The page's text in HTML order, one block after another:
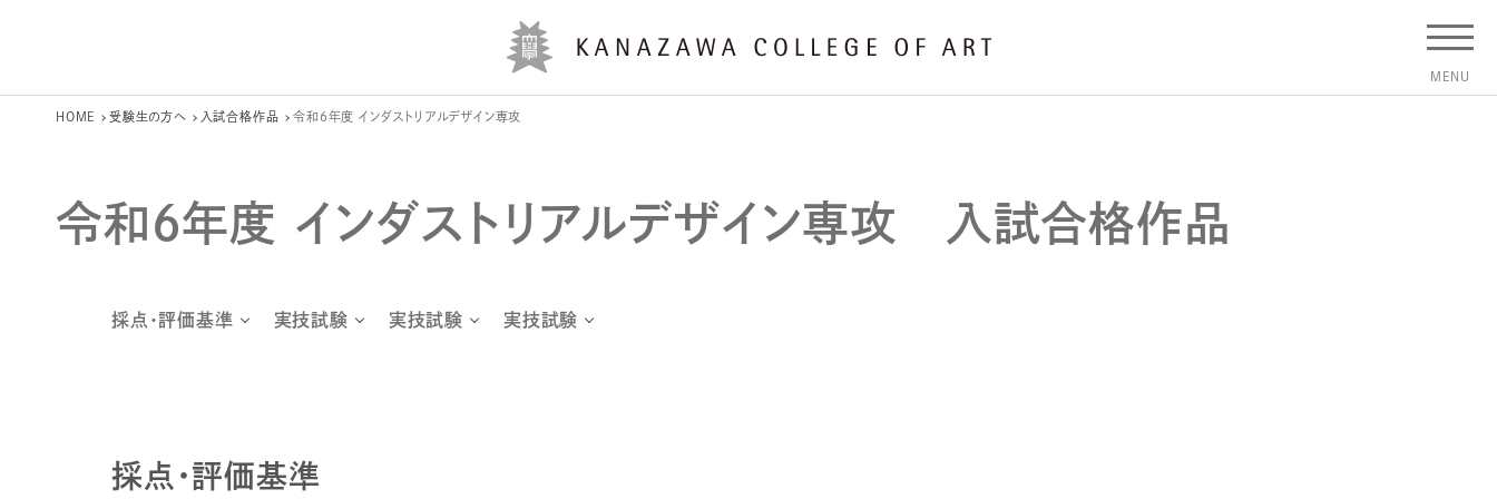
HOME 受験生の方へ 入試合格作品 令和6年度 インダストリアルデザイン専攻
令和6年度 インダストリアルデザイン専攻 入試合格作品
採点・評価基準 実技試験 実技試験 実技試験
採点・評価基準